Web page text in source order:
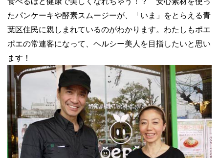
たパンケーキや酵素スムージーが、「いま」をとらえる青
葉区住民に親しまれているのがわかります。わたしもポエ
ポエの常連客になって、ヘルシー美人を目指したいと思い
ます！